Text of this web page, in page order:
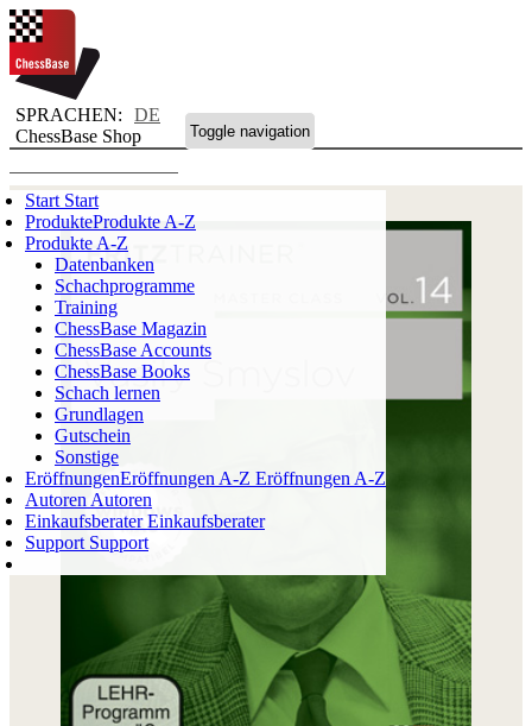
SPRACHEN:
DE
ChessBase Shop
Toggle navigation
Start Start
ProdukteProdukte A-Z
Produkte A-Z
Datenbanken
Schachprogramme
Training
ChessBase Magazin
ChessBase Accounts
ChessBase Books
Schach lernen
Grundlagen
Gutschein
Sonstige
EröffnungenEröffnungen A-Z Eröffnungen A-Z
Autoren Autoren
EinkaufsberaterEinkaufsberater
Support Support
Login
WARENKORB
0ARTIKEL
0,00 €
✔